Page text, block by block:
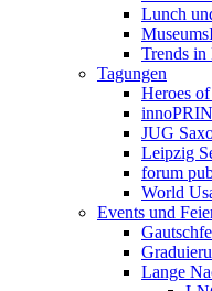
Lunch
Trends in
Tagungen
Heroes
JUG
Leipzig
forum
World
Events und
Lange